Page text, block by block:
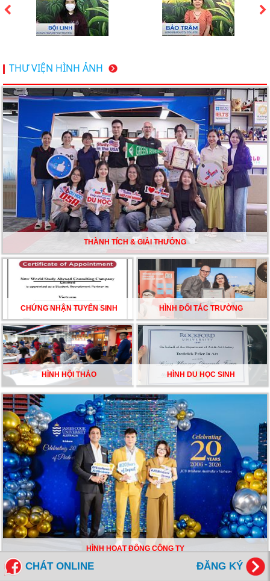
Du học Mỹ 2026 - Lấy bằng cử nhân lúc 20 tuổi cùng
chương trình High School Completion, Washington
bạn khám phá
Du học Mỹ năm 2026: Cơ hội học tập và trải nghiệm tại
nền giáo dục hàng đầu
TƯ VẤN DU HỌC TOÀN DIỆN – BƯỚC ĐỆM VỮNG
CHẮC TỪ NEW WORLD EDUCATION
DU HỌC ÚC DẦN TRỞ THÀNH LỰA CHỌN HÀNG
ĐẦU CỦA DU HỌC SINH NĂM 2026 – VÀ TẤT CẢ
ĐỀU CÓ LÝ DO!!
CHẠM GIẤC MƠ DU HỌC MỸ – BẮT ĐẦU TỪ NGÀY
HỘI GHI DANH & SĂN HỌC BỔNG KỲ SPRING 2026
THƯ VIỆN HÌNH ẢNH
THÀNH TÍCH & GIẢI THƯỞNG
CHỨNG NHẬN TUYỂN SINH HÌNH ĐỐI TÁC TRƯỜNG
HÌNH HỘI THẢO HÌNH DU HỌC SINH
HÌNH HOẠT ĐỘNG CÔNG TY
ĐĂNG KÝ
CHÁT ONLINE